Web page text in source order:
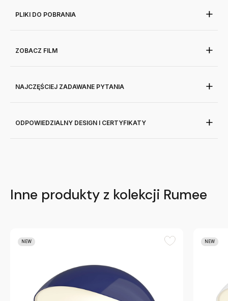
PLIKI DO POBRANIA
ZOBACZ FILM
NAJCZĘŚCIEJ ZADAWANE PYTANIA
ODPOWIEDZIALNY DESIGN I CERTYFIKATY
Inne produkty z kolekcji Rumee
NEW NEW